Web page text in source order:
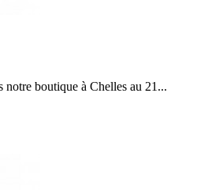
boutique à Chelles au 21...